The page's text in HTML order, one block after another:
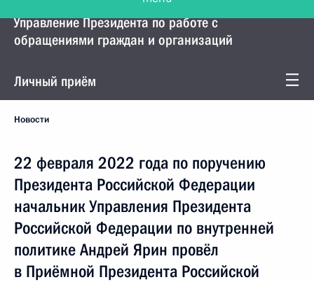
Управление Президента по работе с
обращениями граждан и организаций
Личный приём
Новости
22 февраля 2022 года по поручению
Президента Российской Федерации
начальник Управления Президента
Российской Федерации по внутренней
политике Андрей Ярин провёл
в Приёмной Президента Российской